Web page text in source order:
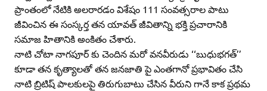
ప్రాంతంలో నేటికి అలరారడం విశేషం 111 సంవత్సరాల పాటు
జీవించిన ఈ సంస్కర్త తన యావత్‌ జీవితాన్ని భక్తి ప్రచారానికి
సమాజ హితానికి అంకితం చేశారు.
నాటి చోటా నాగపూర్‌ కు చెందిన మరో వనవీరుడు ‘‘బుధుభగత్‌’’
కూడా తన కృత్యాలతో తన జనజాతి పై ఎంతగానో ప్రభావితం చేసి
నాటి బ్రిటిష్‌ పాలకులపై తిరుగుబాటు చేసిన వీరుని గానే కాక ప్రథమ